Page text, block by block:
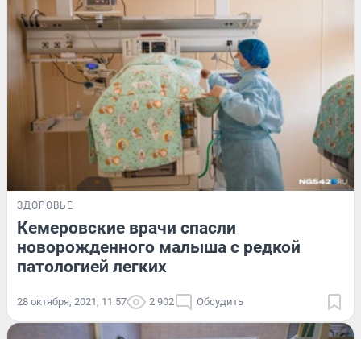
ЗДОРОВЬЕ
Кемеровские врачи спасли
новорожденного малыша с редкой
патологией легких
28 октября, 2021, 11:57 2 902 Обсудить